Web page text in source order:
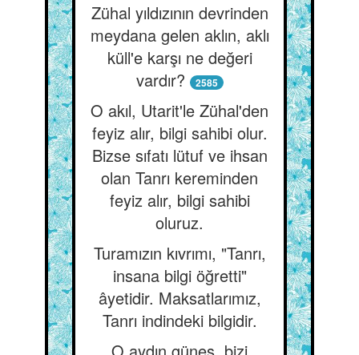
Zühal yıldızının devrinden
meydana gelen aklın, aklı
küll'e karşı ne değeri
vardır?
2585
O akıl, Utarit'le Zühal'den
feyiz alır, bilgi sahibi olur.
Bizse sıfatı lütuf ve ihsan
olan Tanrı kereminden
feyiz alır, bilgi sahibi
oluruz.
Turamızın kıvrımı, "Tanrı,
insana bilgi öğretti"
âyetidir. Maksatlarımız,
Tanrı indindeki bilgidir.